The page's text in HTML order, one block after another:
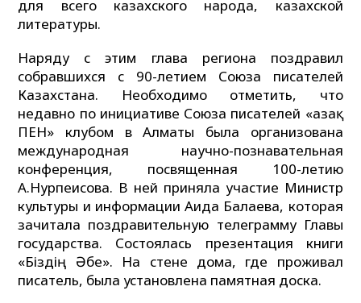
для всего казахского народа, казахской
литературы.
Наряду с этим глава региона поздравил
собравшихся с 90-летием Союза писателей
Казахстана. Необходимо отметить, что
недавно по инициативе Союза писателей «Қазақ
ПЕН» клубом в Алматы была организована
международная научно-познавательная
конференция, посвященная 100-летию
А.Нурпеисова. В ней приняла участие Министр
культуры и информации Аида Балаева, которая
зачитала поздравительную телеграмму Главы
государства. Состоялась презентация книги
«Біздің Әбе». На стене дома, где проживал
писатель, была установлена памятная доска.